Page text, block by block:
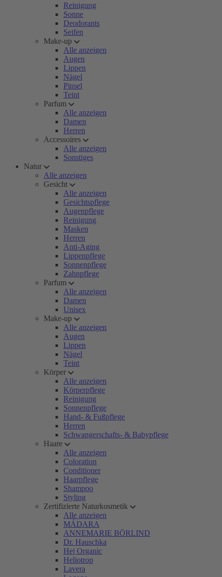
Reinigung
Sonne
Deodorants
Seifen
Make-up
Alle anzeigen
Augen
Lippen
Nägel
Pinsel
Teint
Parfum
Alle anzeigen
Damen
Herren
Accessoires
Alle anzeigen
Sonstiges
Natur
Alle anzeigen
Gesicht
Alle anzeigen
Gesichtspflege
Augenpflege
Reinigung
Masken
Herren
Anti-Aging
Lippenpflege
Sonnenpflege
Zahnpflege
Parfum
Alle anzeigen
Damen
Unisex
Make-up
Alle anzeigen
Augen
Lippen
Nägel
Teint
Körper
Alle anzeigen
Körperpflege
Reinigung
Sonnenpflege
Hand- & Fußpflege
Herren
Schwangerschafts- & Babypflege
Haare
Alle anzeigen
Coloration
Conditioner
Haarpflege
Shampoo
Styling
Zertifizierte Naturkosmetik
Alle anzeigen
MÁDARA
ANNEMARIE BÖRLIND
Dr. Hauschka
Hej Organic
Heliotrop
Lavera